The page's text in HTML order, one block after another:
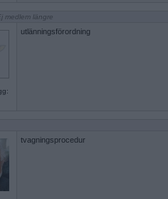
medlem längre
utlänningsförordning
tvagningsprocedur